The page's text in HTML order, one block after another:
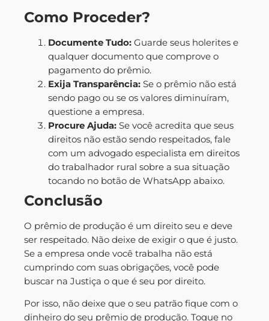
Como Proceder?
Documente Tudo: Guarde seus holerites e
qualquer documento que comprove o
pagamento do prêmio.
Exija Transparência: Se o prêmio não está
sendo pago ou se os valores diminuíram,
questione a empresa.
Procure Ajuda: Se você acredita que seus
direitos não estão sendo respeitados, fale
com um advogado especialista em direitos
do trabalhador rural sobre a sua situação
tocando no botão de WhatsApp abaixo.
Conclusão
O prêmio de produção é um direito seu e deve
ser respeitado. Não deixe de exigir o que é justo.
Se a empresa onde você trabalha não está
cumprindo com suas obrigações, você pode
buscar na Justiça o que é seu por direito.
Por isso, não deixe que o seu patrão fique com o
dinheiro do seu prêmio de produção. Toque no